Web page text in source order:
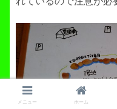
メニュー ホーム